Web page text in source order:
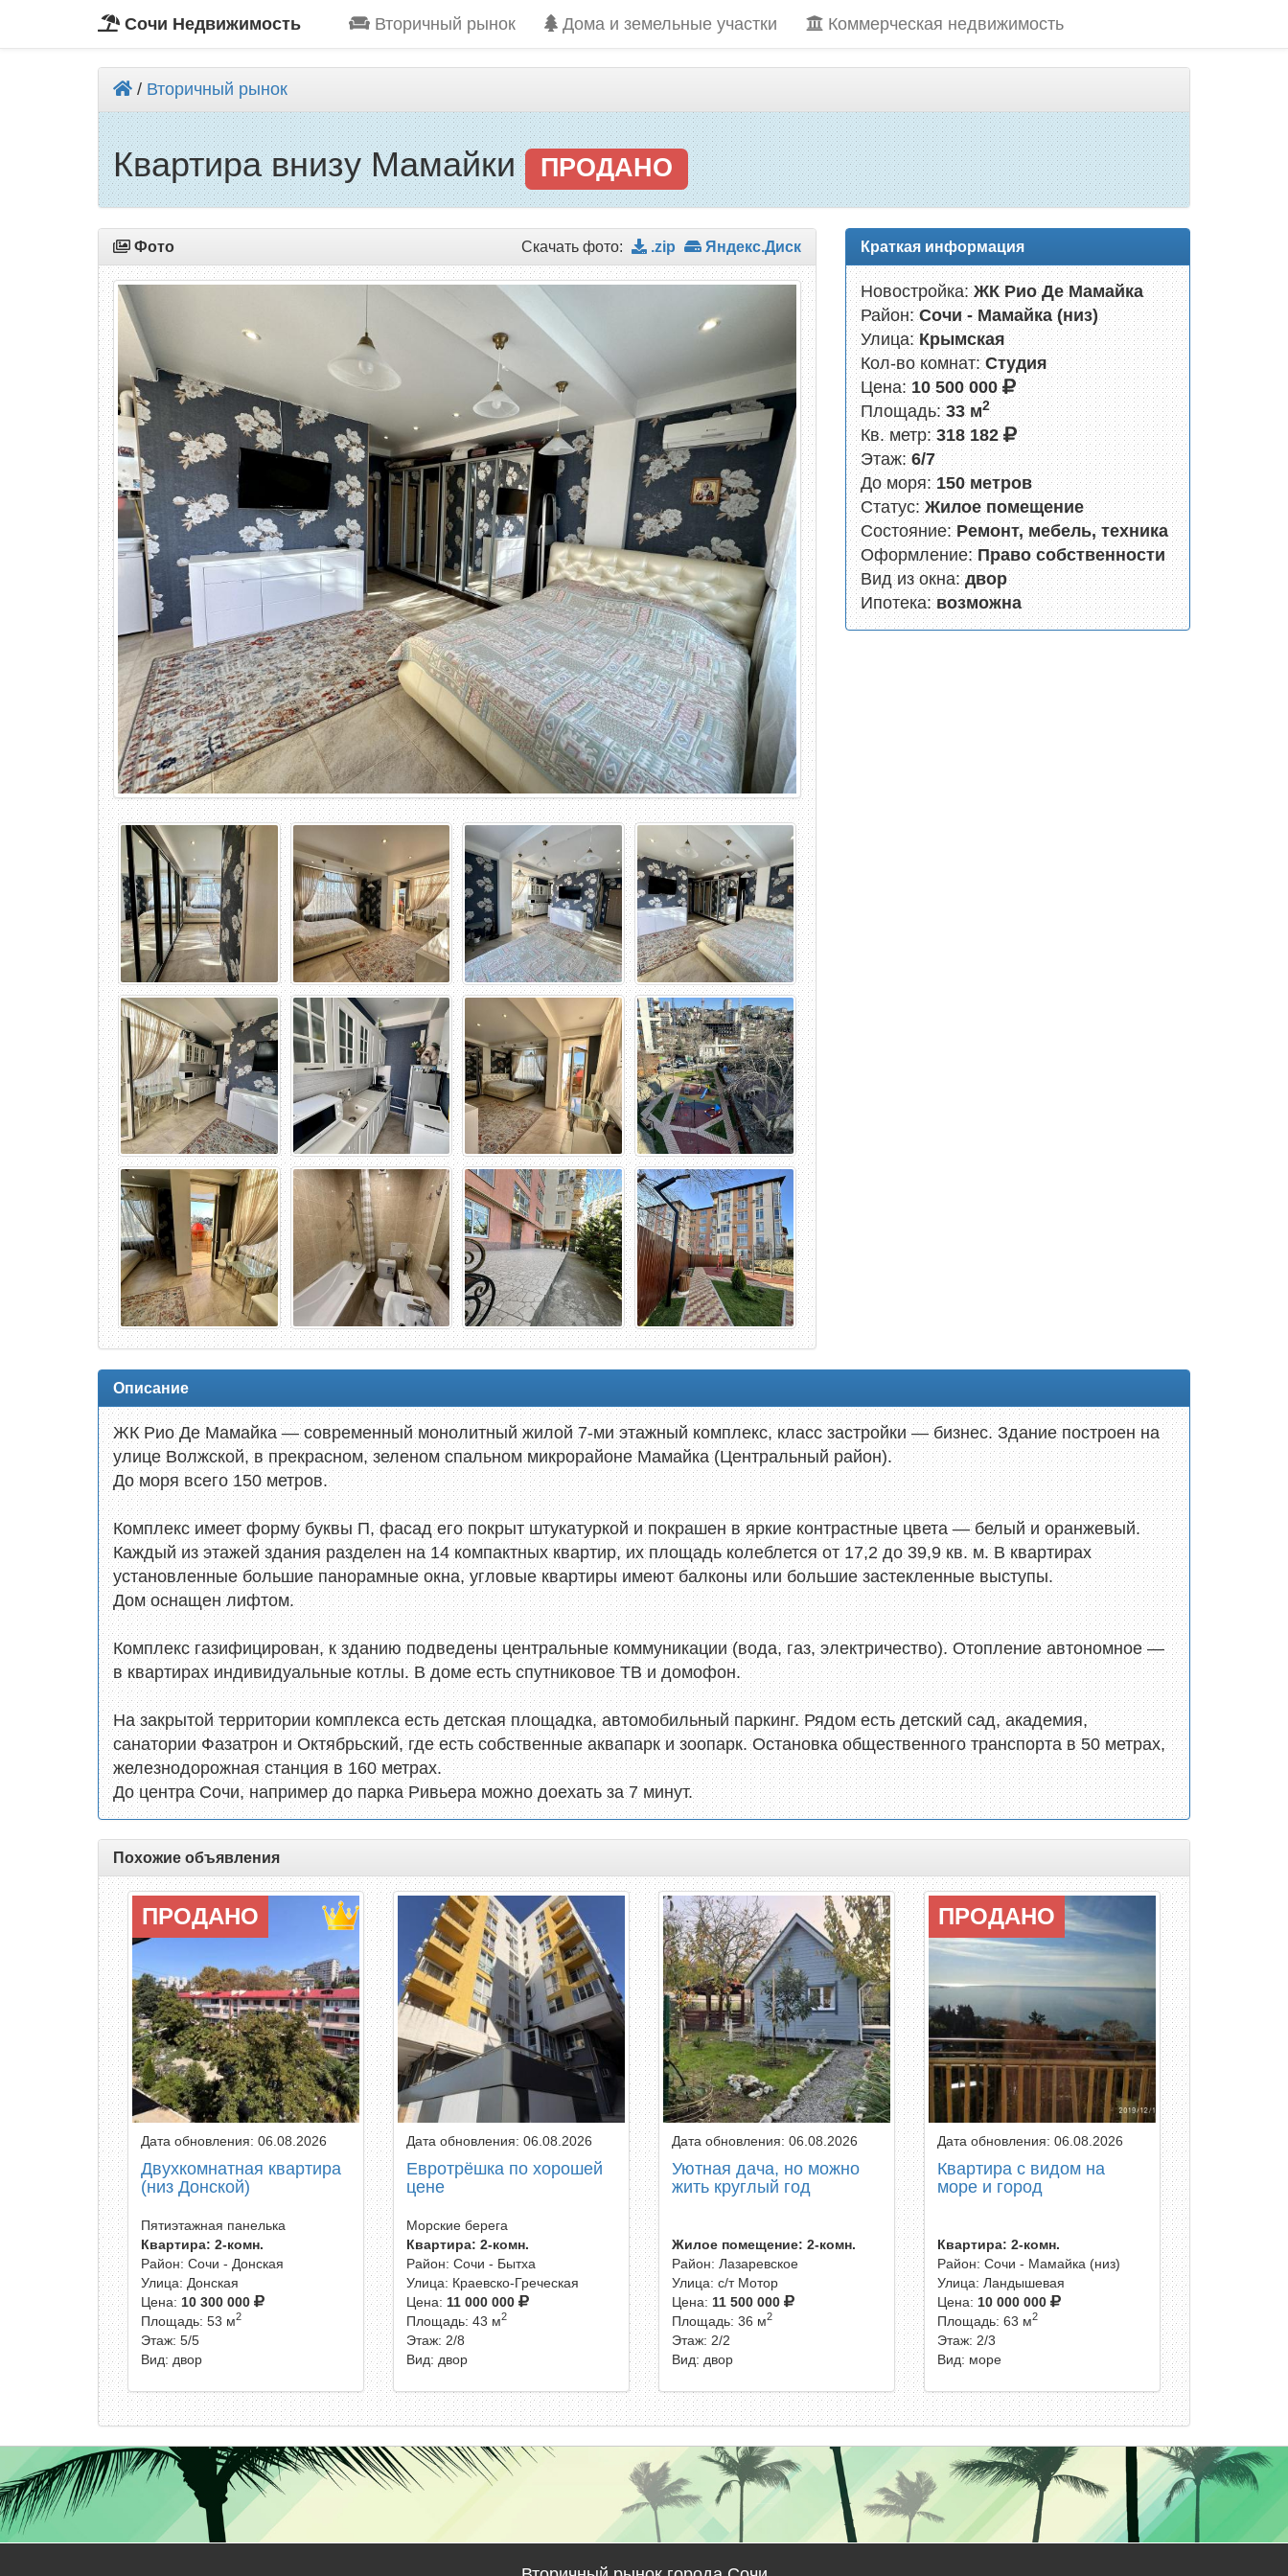
Сочи Недвижимость Вторичный рынок Дома и земельные участки Коммерческая недвижимость
/ Вторичный рынок
Квартира внизу Мамайки ПРОДАНО
Фото Скачать фото: .zip Яндекс.Диск Краткая информация
Новостройка:ЖК Рио Де Мамайка
Район:Сочи - Мамайка (низ)
Улица:Крымская
Кол-во комнат:Студия
Цена: 10 500 000
Площадь:33 м2
Кв. метр:318 182
Этаж:6/7
До моря:150 метров
Статус:Жилое помещение
Состояние:Ремонт, мебель, техника
Оформление:Право собственности
Вид из окна:двор
Ипотека:возможна
Описание
ЖК Рио Де Мамайка — современный монолитный жилой 7-ми этажный комплекс, класс застройки — бизнес. Здание построен на
улице Волжской, в прекрасном, зеленом спальном микрорайоне Мамайка (Центральный район).
До моря всего 150 метров.
Комплекс имеет форму буквы П, фасад его покрыт штукатуркой и покрашен в яркие контрастные цвета — белый и оранжевый.
Каждый из этажей здания разделен на 14 компактных квартир, их площадь колеблется от 17,2 до 39,9 кв. м. В квартирах
установленные большие панорамные окна, угловые квартиры имеют балконы или большие застекленные выступы.
Дом оснащен лифтом.
Комплекс газифицирован, к зданию подведены центральные коммуникации (вода, газ, электричество). Отопление автономное —
в квартирах индивидуальные котлы. В доме есть спутниковое ТВ и домофон.
На закрытой территории комплекса есть детская площадка, автомобильный паркинг. Рядом есть детский сад, академия,
санатории Фазатрон и Октябрьский, где есть собственные аквапарк и зоопарк. Остановка общественного транспорта в 50 метрах,
железнодорожная станция в 160 метрах.
До центра Сочи, например до парка Ривьера можно доехать за 7 минут.
Похожие объявления
ПРОДАНО
Дата обновления: 06.08.2026
Двухкомнатная квартира
(низ Донской)
Пятиэтажная панелька
Квартира: 2-комн.
Район: Сочи - Донская
Улица: Донская
Цена: 10 300 000
Площадь: 53 м2
Этаж: 5/5
Вид: двор
Дата обновления: 06.08.2026
Евротрёшка по хорошей
цене
Морские берега
Квартира: 2-комн.
Район: Сочи - Бытха
Улица: Краевско-Греческая
Цена: 11 000 000
Площадь: 43 м2
Этаж: 2/8
Вид: двор
Дата обновления: 06.08.2026
Уютная дача, но можно
жить круглый год
Жилое помещение: 2-комн.
Район: Лазаревское
Улица: с/т Мотор
Цена: 11 500 000
Площадь: 36 м2
Этаж: 2/2
Вид: двор
ПРОДАНО
Дата обновления: 06.08.2026
Квартира с видом на
море и город
Квартира: 2-комн.
Район: Сочи - Мамайка (низ)
Улица: Ландышевая
Цена: 10 000 000
Площадь: 63 м2
Этаж: 2/3
Вид: море